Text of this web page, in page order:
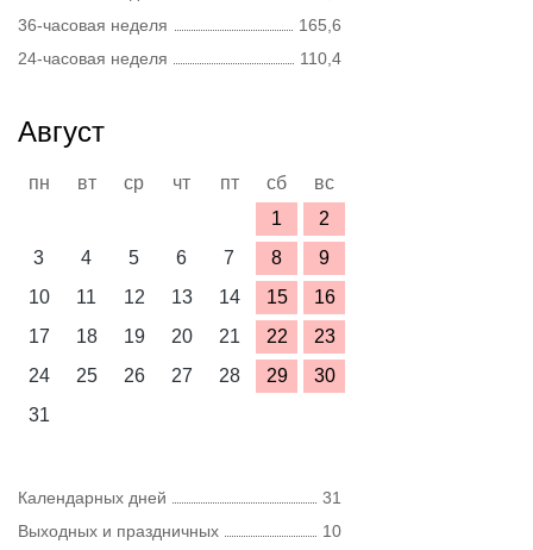
36-часовая неделя
165,6
24-часовая неделя
110,4
Август
пн вт ср чт пт сб
вс
1
2
3
4 5 6 7 8
9
10
11 12 13 14 15
16
17
18 19 20 21 22
23
24
25 26 27 28 29
30
31
Календарных дней
31
Выходных и праздничных
10